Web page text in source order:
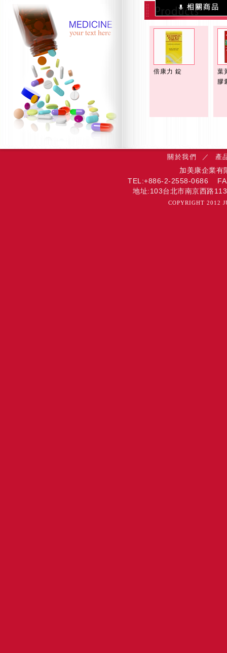
倍康力 錠
葉
膠
關於我們 ／ 產
加美康企業
TEL:+886-2-2558-0686
地址:103台北市南京西路
COPYRIGHT 2012